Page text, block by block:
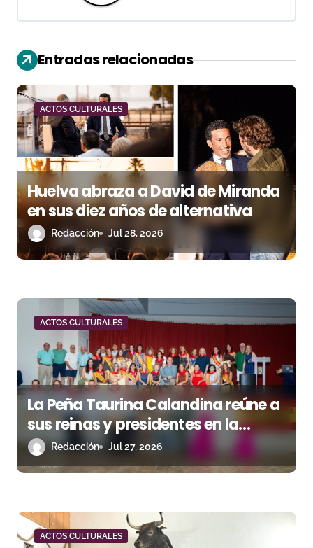
i
ó
n
d
e
e
n
t
r
d
Entradas relacionadas
ACTOS CULTURALES
Huelva abraza a David de Miranda
en sus diez años de alternativa
Redacción Jul 28, 2026
ACTOS CULTURALES
La Peña Taurina Calandina reúne a
sus reinas y presidentes en la
celebración de su 50.º aniversario
Redacción Jul 27, 2026
ACTOS CULTURALES